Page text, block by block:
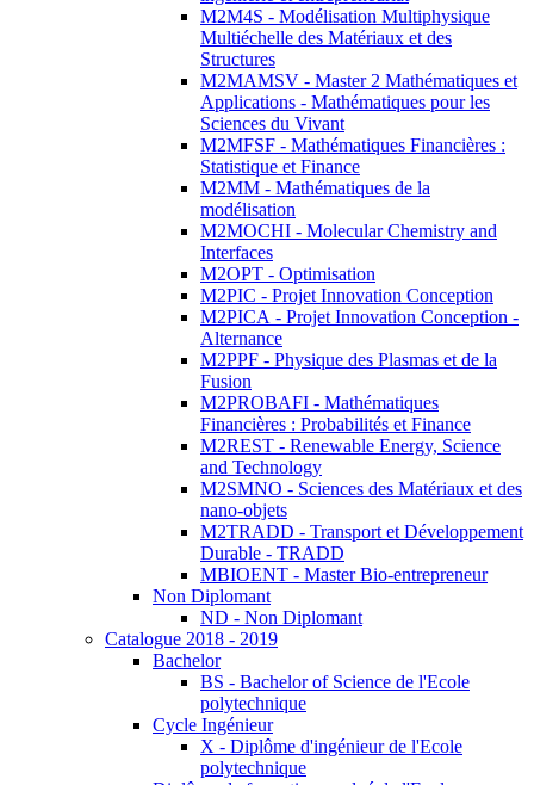
M2M4S - Modélisation Multiphysique
Multiéchelle des Matériaux et des
Structures
M2MAMSV - Master 2 Mathématiques et
Applications - Mathématiques pour les
Sciences du Vivant
M2MFSF - Mathématiques Financières :
Statistique et Finance
M2MM - Mathématiques de la
modélisation
M2MOCHI - Molecular Chemistry and
Interfaces
M2OPT - Optimisation
M2PIC - Projet Innovation Conception
M2PICA - Projet Innovation Conception -
Alternance
M2PPF - Physique des Plasmas et de la
Fusion
M2PROBAFI - Mathématiques
Financières : Probabilités et Finance
M2REST - Renewable Energy, Science
and Technology
M2SMNO - Sciences des Matériaux et des
nano-objets
M2TRADD - Transport et Développement
Durable - TRADD
MBIOENT - Master Bio-entrepreneur
Non Diplomant
ND - Non Diplomant
Catalogue 2018 - 2019
Bachelor
BS - Bachelor of Science de l'Ecole
polytechnique
Cycle Ingénieur
X - Diplôme d'ingénieur de l'Ecole
polytechnique